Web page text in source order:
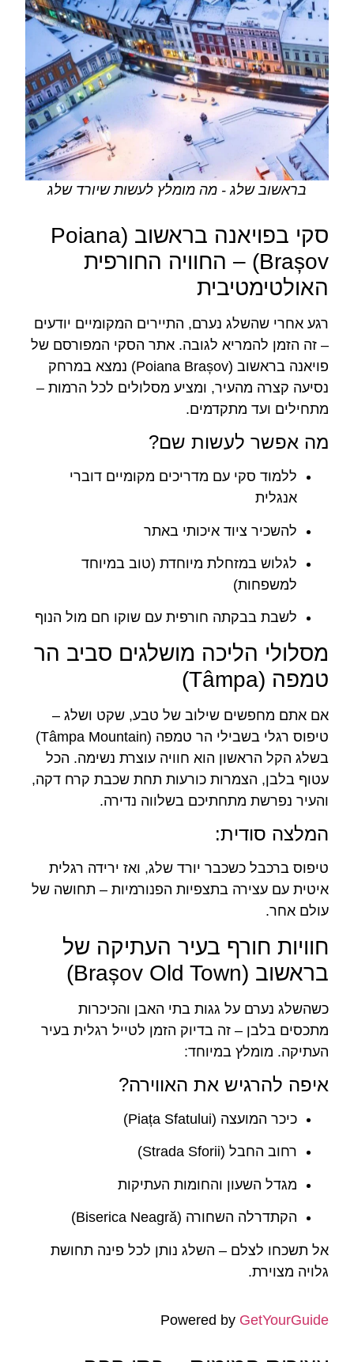
בראשוב שלג - מה מומלץ לעשות שיורד שלג
סקי בפויאנה בראשוב (Poiana
Brașov) – החוויה החורפית
האולטימטיבית
רגע אחרי שהשלג נערם, התיירים המקומיים יודעים
– זה הזמן להמריא לגובה. אתר הסקי המפורסם של
פויאנה בראשוב (Poiana Brașov) נמצא במרחק
נסיעה קצרה מהעיר, ומציע מסלולים לכל הרמות –
מתחילים ועד מתקדמים.
מה אפשר לעשות שם?
ללמוד סקי עם מדריכים מקומיים דוברי
אנגלית
להשכיר ציוד איכותי באתר
לגלוש במזחלת מיוחדת (טוב במיוחד
למשפחות)
לשבת בבקתה חורפית עם שוקו חם מול הנוף
מסלולי הליכה מושלגים סביב הר
טמפה (Tâmpa)
אם אתם מחפשים שילוב של טבע, שקט ושלג –
טיפוס רגלי בשבילי הר טמפה (Tâmpa Mountain)
בשלג הקל הראשון הוא חוויה עוצרת נשימה. הכל
עטוף בלבן, הצמרות כורעות תחת שכבת קרח דקה,
והעיר נפרשת מתחתיכם בשלווה נדירה.
המלצה סודית:
טיפוס ברכבל כשכבר יורד שלג, ואז ירידה רגלית
איטית עם עצירה בתצפיות הפנורמיות – תחושה של
עולם אחר.
חוויות חורף בעיר העתיקה של
בראשוב (Brașov Old Town)
כשהשלג נערם על גגות בתי האבן והכיכרות
מתכסים בלבן – זה בדיוק הזמן לטייל רגלית בעיר
העתיקה. מומלץ במיוחד:
איפה להרגיש את האווירה?
כיכר המועצה (Piața Sfatului)
רחוב החבל (Strada Sforii)
מגדל השעון והחומות העתיקות
הקתדרלה השחורה (Biserica Neagră)
אל תשכחו לצלם – השלג נותן לכל פינה תחושת
גלויה מצוירת.
Powered by GetYourGuide